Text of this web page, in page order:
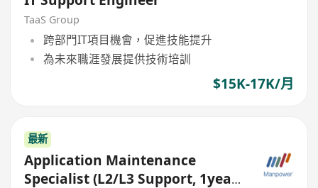
TaaS Group
跨部門IT項目機會，促進技能提升
為未來職涯發展提供技術培訓
$15K-17K/月
最新
Application Maintenance
Specialist (L2/L3 Support, 1year